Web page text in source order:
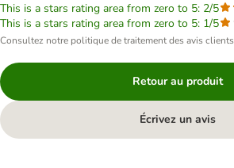
This is a stars rating area from zero to 5: 2/5
This is a stars rating area from zero to 5: 1/5
Consultez notre politique de traitement des avis clients
Retour au produit
Écrivez un avis